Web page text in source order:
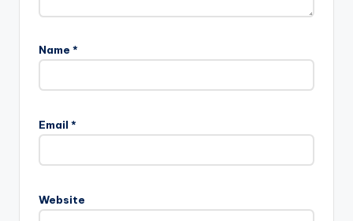
Name *
Email *
Website